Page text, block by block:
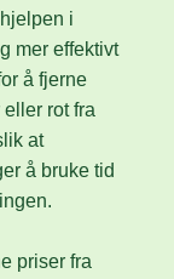
i
mer effektivt
å fjerne
rot fra
at
å bruke tid
priser fra